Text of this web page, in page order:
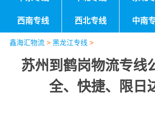
西南专线 西北专线 中南
鑫海汇物流> 黑龙江专线 >
苏州到鹤岗物流专线
全、快捷、限日